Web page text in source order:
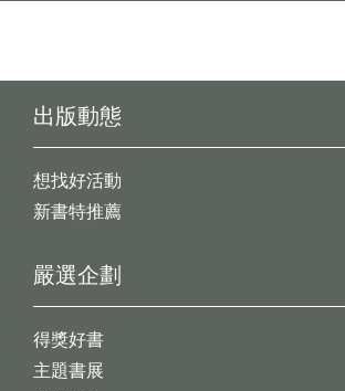
出版動態
想找好活動
新書特推薦
嚴選企劃
得獎好書
主題書展